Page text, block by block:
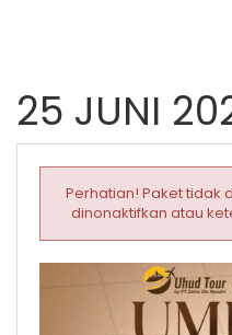
25 JUNI
Perhatian! Paket tidak
dinonaktifkan atau